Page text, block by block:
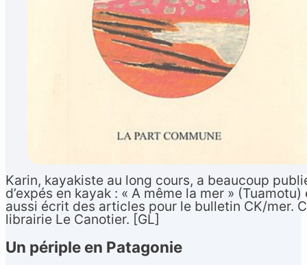
Français
Karin, kayakiste au long cours, a beaucoup
d’expés en kayak : « A même la mer »
aussi écrit des articles pour le bulletin CK/mer.
librairie Le Canotier. [GL]
Un périple en Patagonie